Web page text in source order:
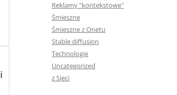
Reklamy "kontekstowe"
Śmieszne
Śmieszne z Onetu
Stable diffusion
Technologie
Uncategorized
z Sieci